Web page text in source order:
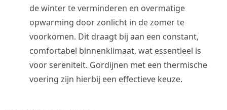
de winter te verminderen en overmatige
opwarming door zonlicht in de zomer te
voorkomen. Dit draagt bij aan een constant,
comfortabel binnenklimaat, wat essentieel is
voor sereniteit. Gordijnen met een thermische
voering zijn hierbij een effectieve keuze.